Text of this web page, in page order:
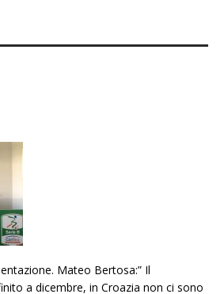
Mateo Bertosa:” Il
a dicembre, in Croazia non ci sono